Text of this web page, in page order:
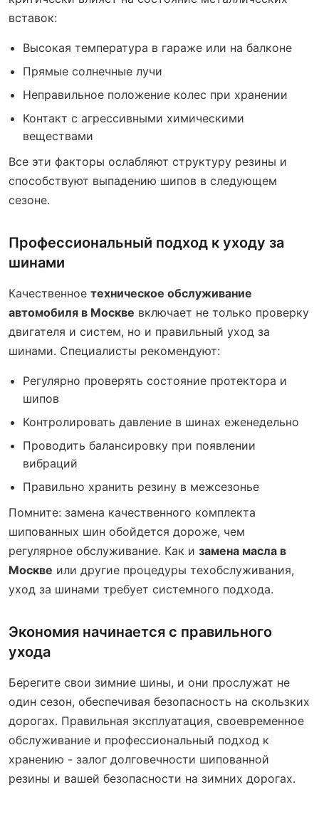
вставок:
Высокая температура в гараже или на балконе
Прямые солнечные лучи
Неправильное положение колес при хранении
Контакт с агрессивными химическими
веществами
Все эти факторы ослабляют структуру резины и
способствуют выпадению шипов в следующем
сезоне.
Профессиональный подход к уходу за
шинами
Качественное техническое обслуживание
автомобиля в Москве включает не только проверку
двигателя и систем, но и правильный уход за
шинами. Специалисты рекомендуют:
Регулярно проверять состояние протектора и
шипов
Контролировать давление в шинах еженедельно
Проводить балансировку при появлении
вибраций
Правильно хранить резину в межсезонье
Помните: замена качественного комплекта
шипованных шин обойдется дороже, чем
регулярное обслуживание. Как и замена масла в
Москве или другие процедуры техобслуживания,
уход за шинами требует системного подхода.
Экономия начинается с правильного
ухода
Берегите свои зимние шины, и они прослужат не
один сезон, обеспечивая безопасность на скользких
дорогах. Правильная эксплуатация, своевременное
обслуживание и профессиональный подход к
хранению - залог долговечности шипованной
резины и вашей безопасности на зимних дорогах.